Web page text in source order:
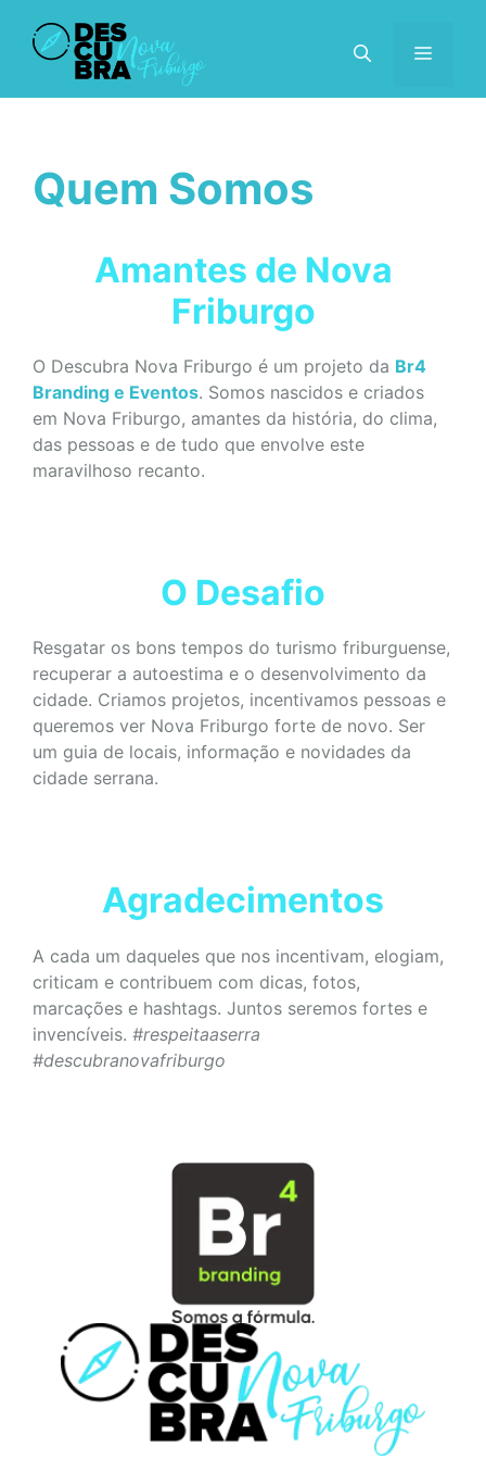
para
MENU
Quem Somos
Amantes de Nova
Friburgo
O Descubra Nova Friburgo é um projeto da Br4
Branding e Eventos. Somos nascidos e criados
em Nova Friburgo, amantes da história, do clima,
das pessoas e de tudo que envolve este
maravilhoso recanto.
O Desafio
Resgatar os bons tempos do turismo friburguense,
recuperar a autoestima e o desenvolvimento da
cidade. Criamos projetos, incentivamos pessoas e
queremos ver Nova Friburgo forte de novo. Ser
um guia de locais, informação e novidades da
cidade serrana.
Agradecimentos
A cada um daqueles que nos incentivam, elogiam,
criticam e contribuem com dicas, fotos,
marcações e hashtags. Juntos seremos fortes e
invencíveis. #respeitaaserra
#descubranovafriburgo